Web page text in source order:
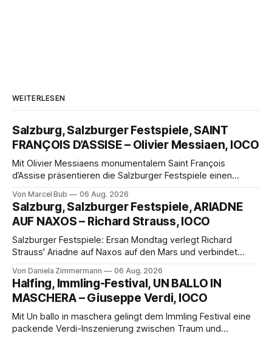
WEITERLESEN
Salzburg, Salzburger Festspiele, SAINT
FRANÇOIS D’ASSISE – Olivier Messiaen, IOCO
Mit Olivier Messiaens monumentalem Saint François
d’Assise präsentieren die Salzburger Festspiele einen
eine bildgewaltige Inszenierung, Maxime Pascal entfaltet
die komplexe Partitur eindrucksvoll, Philippe Sly berührt als
Franziskus.
Von Marcel Bub 06 Aug. 2026
Salzburg, Salzburger Festspiele, ARIADNE
AUF NAXOS – Richard Strauss, IOCO
Salzburger Festspiele: Ersan Mondtag verlegt Richard
Strauss' Ariadne auf Naxos auf den Mars und verbindet
Aufführung mit starken Solisten und den Wiener
Philharmonikern, szenisch bleibt der zweite Akt jedoch
hinter den Erwartungen zurück.
Von Daniela Zimmermann 06 Aug. 2026
Halfing, Immling-Festival, UN BALLO IN
MASCHERA – Giuseppe Verdi, IOCO
Mit Un ballo in maschera gelingt dem Immling Festival eine
packende Verdi-Inszenierung zwischen Traum und